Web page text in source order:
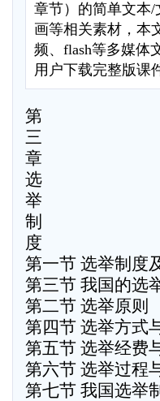
章节）的简单文本
画等相关素材，本
频、flash等多媒体
用户下载完整版课
第
三
章
选
举
制
度
第一节 选举制度
第三节 我国的选
第二节 选举原则
第四节 选举方式
第五节 选举经费
第六节 选举过程
第七节 我国选举